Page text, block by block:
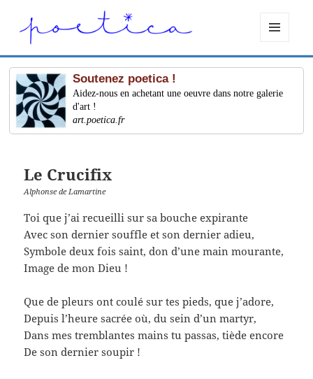
ET
WIDGETS
Soutenez poetica !
Aidez-nous en achetant une oeuvre dans notre galerie
d'art !
art.poetica.fr
Le Crucifix
Alphonse de Lamartine
Toi que j’ai recueilli sur sa bouche expirante
Avec son dernier souffle et son dernier adieu,
Symbole deux fois saint, don d’une main mourante,
Image de mon Dieu !
Que de pleurs ont coulé sur tes pieds, que j’adore,
Depuis l’heure sacrée où, du sein d’un martyr,
Dans mes tremblantes mains tu passas, tiède encore
De son dernier soupir !